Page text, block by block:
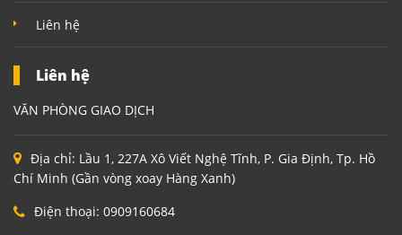
Liên hệ
Liên hệ
VĂN PHÒNG GIAO DỊCH
Địa chỉ: Lầu 1, 227A Xô Viết Nghệ Tĩnh, P. Gia Định, Tp. Hồ
Chí Minh (Gần vòng xoay Hàng Xanh)
Điện thoại: 0909160684